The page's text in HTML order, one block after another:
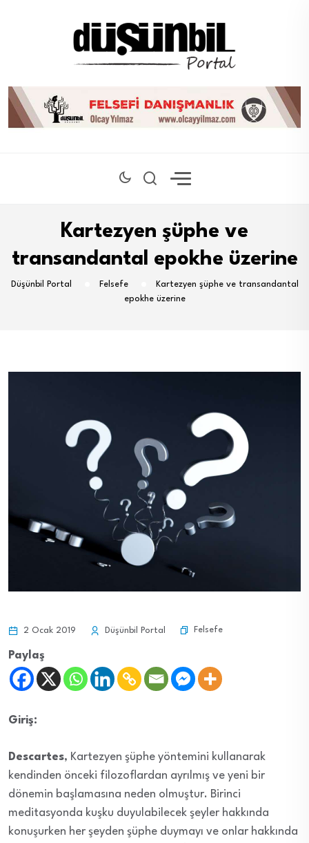
Kartezyen şüphe ve
transandantal epokhe üzerine
Düşünbil Portal Felsefe
Kartezyen şüphe ve transandantal
epokhe üzerine
2 Ocak 2019 Düşünbil Portal Felsefe
Paylaş
Giriş:
Descartes, Kartezyen şüphe yöntemini kullanarak
kendinden önceki filozoflardan ayrılmış ve yeni bir
dönemin başlamasına neden olmuştur. Birinci
meditasyonda kuşku duyulabilecek şeyler hakkında
konuşurken her şeyden şüphe duymayı ve onlar hakkında